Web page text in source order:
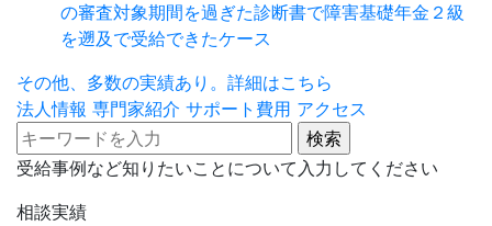
の審査対象期間を過ぎた診断書で障害基礎年金２級
を遡及で受給できたケース
その他、多数の実績あり。詳細はこちら
法人情報 専門家紹介 サポート費用 アクセス
受給事例など知りたいことについて入力してください
相談実績